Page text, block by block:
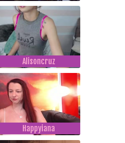
Alisoncruz
Happyiana